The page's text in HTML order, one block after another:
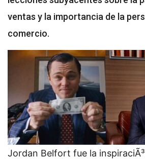
ventas y la importancia de la
comercio.
Jordan Belfort fue la